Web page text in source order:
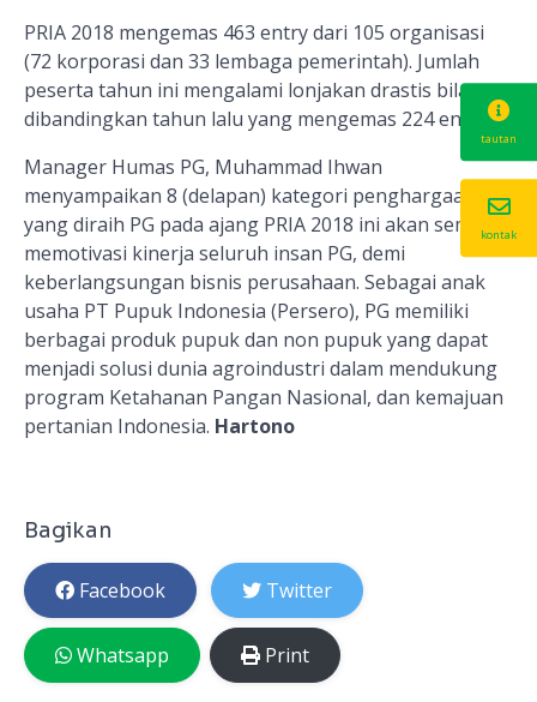
PRIA 2018 mengemas 463 entrydari 105 organisasi
(72 korporasi dan 33 lembaga pemerintah). Jumlah
peserta tahun ini mengalami lonjakan drastis bila
dibandingkan tahun lalu yang mengemas 224 entri.
Manager Humas PG, Muhammad Ihwan
menyampaikan 8 (delapan) kategori penghargaan
yang diraih PG pada ajang PRIA 2018 ini akan semakin
memotivasi kinerja seluruh insan PG, demi
keberlangsungan bisnis perusahaan. Sebagai anak
usaha PT Pupuk Indonesia (Persero), PG memiliki
berbagai produk pupuk dan non pupuk yang dapat
menjadi solusi dunia agroindustri dalam mendukung
program Ketahanan Pangan Nasional, dan kemajuan
pertanian Indonesia. Hartono
Bagikan
Facebook Twitter
Whatsapp Print
tautan
kontak